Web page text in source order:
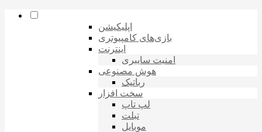
اپلیکیشن
بازی‌های کامپیوتری
اینترنت
امنیت سایبری
هوش مصنوعی
رباتیک
سخت افزار
لپ تاپ
تبلت
موبایل